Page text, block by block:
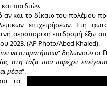
παιδιών.
και το δίκαιο του πολέμου
επιχειρήσεων. Στη
αεροπορική επιδρομή έξω
2023. (AP Photo/Abed Khaled).
να σταματήσουν” δηλώνουν οι
στη Γάζα που παρέχει
μέσα“.
τα